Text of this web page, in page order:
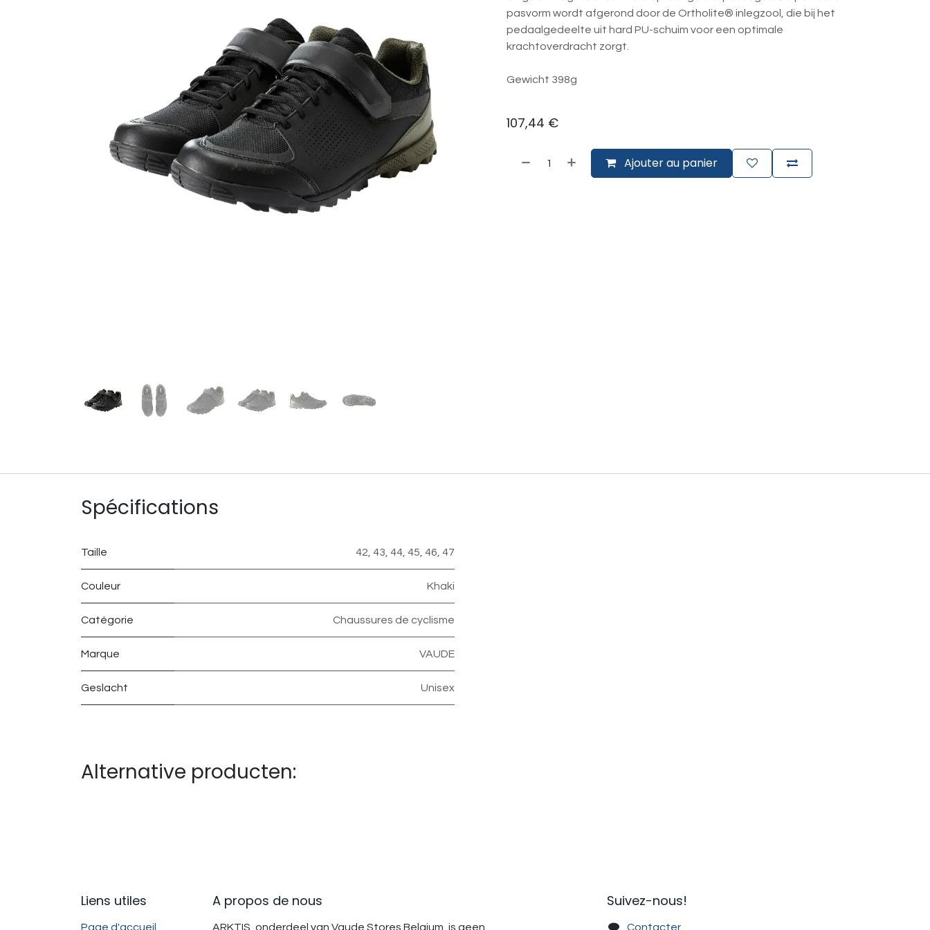
pasvorm wordt afgerond door de Ortholite® inlegzool, die bij het
pedaalgedeelte uit hard PU-schuim voor een optimale
krachtoverdracht zorgt.
Gewicht 398g
107,44 €
Ajouter au panier
Spécifications
Taille 42 43 44 45 46 47
Couleur Khaki
Catégorie Chaussures de cyclisme
Marque VAUDE
Geslacht Unisex
Alternative producten:
Liens utiles
Page d'accueil
A propos de nous
ARKTIS, onderdeel van Vaude Stores Belgium, is geen
Suivez-nous!​
Contacter